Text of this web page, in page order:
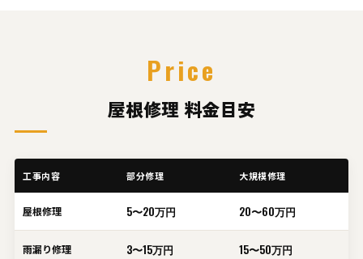
Price
屋根修理 料金目安
工事内容 部分修理 大規模修理
屋根修理 5〜20万円 20〜60万円
雨漏り修理 3〜15万円 15〜50万円